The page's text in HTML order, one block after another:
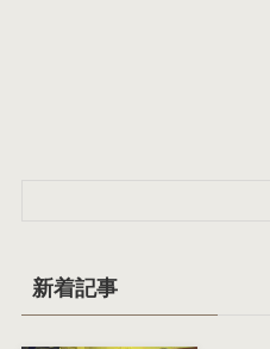
新着記事